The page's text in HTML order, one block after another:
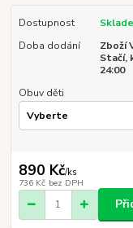
Dostupnost
Doba dodání
Zboží
Stačí,
24:00
Obuv děti
890 Kč/ks
736 Kč bez DPH